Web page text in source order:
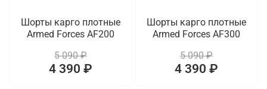
Шорты карго плотные
Armed Forces AF200
5 090 ₽
4 390 ₽
Шорты карго плотные
Armed Forces AF300
5 090 ₽
4 390 ₽